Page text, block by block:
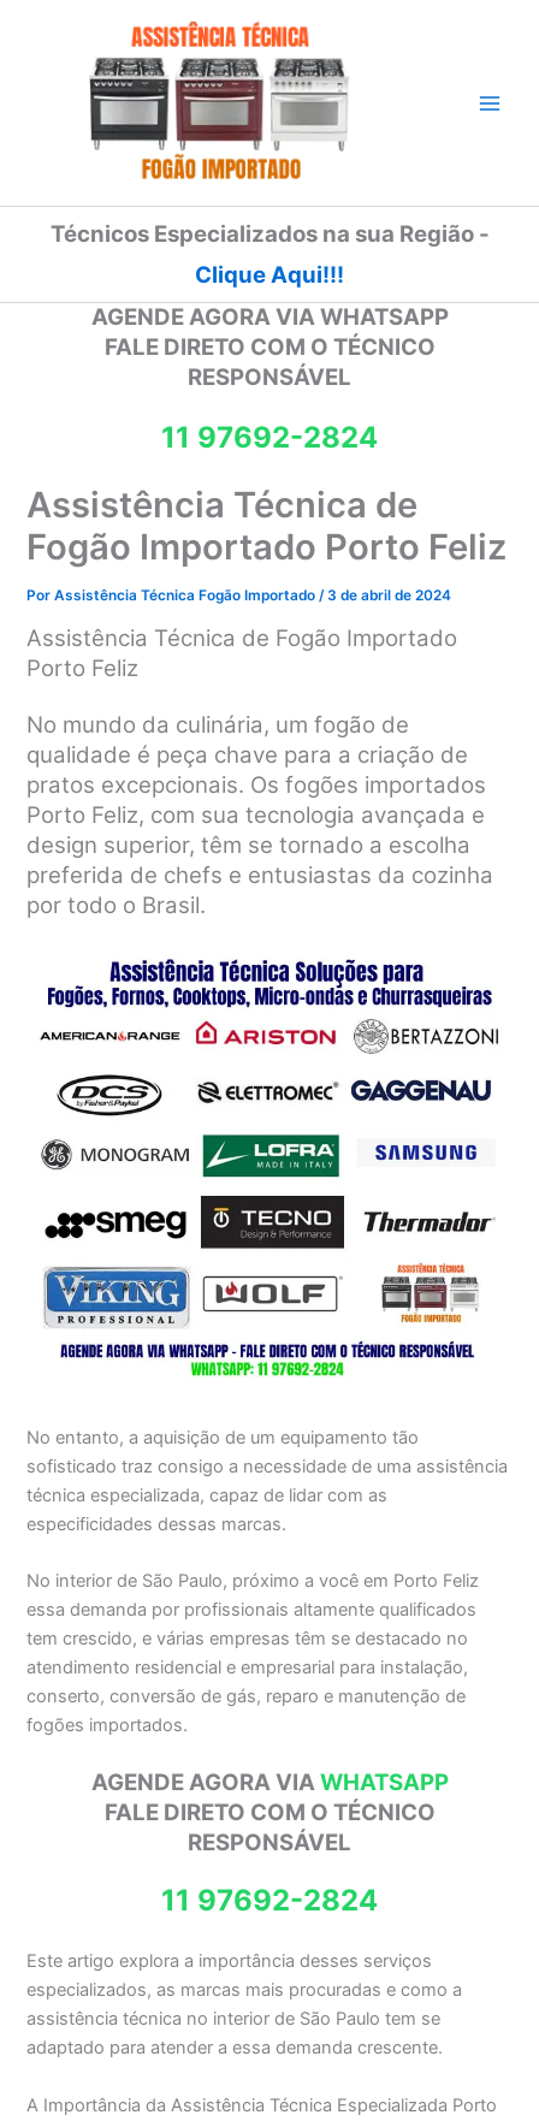
Técnicos Especializados na sua Região -
Clique Aqui!!!
AGENDE AGORA VIA WHATSAPP
FALE DIRETO COM O TÉCNICO
RESPONSÁVEL
11 97692-2824
Assistência Técnica de
Fogão Importado Porto Feliz
PorAssistência Técnica Fogão Importado/3 de abril de 2024
Assistência Técnica de Fogão Importado
Porto Feliz
No mundo da culinária, um fogão de
qualidade é peça chave para a criação de
pratos excepcionais. Os fogões importados
Porto Feliz, com sua tecnologia avançada e
design superior, têm se tornado a escolha
preferida de chefs e entusiastas da cozinha
por todo o Brasil.
No entanto, a aquisição de um equipamento tão
sofisticado traz consigo a necessidade de uma assistência
técnica especializada, capaz de lidar com as
especificidades dessas marcas.
No interior de São Paulo, próximo a você em Porto Feliz
essa demanda por profissionais altamente qualificados
tem crescido, e várias empresas têm se destacado no
atendimento residencial e empresarial para instalação,
conserto, conversão de gás, reparo e manutenção de
fogões importados.
AGENDE AGORA VIA WHATSAPP
FALE DIRETO COM O TÉCNICO
RESPONSÁVEL
11 97692-2824
Este artigo explora a importância desses serviços
especializados, as marcas mais procuradas e como a
assistência técnica no interior de São Paulo tem se
adaptado para atender a essa demanda crescente.
A Importância da Assistência Técnica Especializada Porto